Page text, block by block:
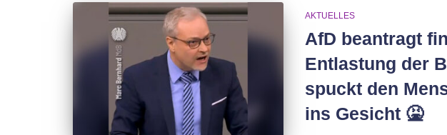
AKTUELLES
AfD beantragt
Entlastung der
spuckt den
ins Gesicht 🤮